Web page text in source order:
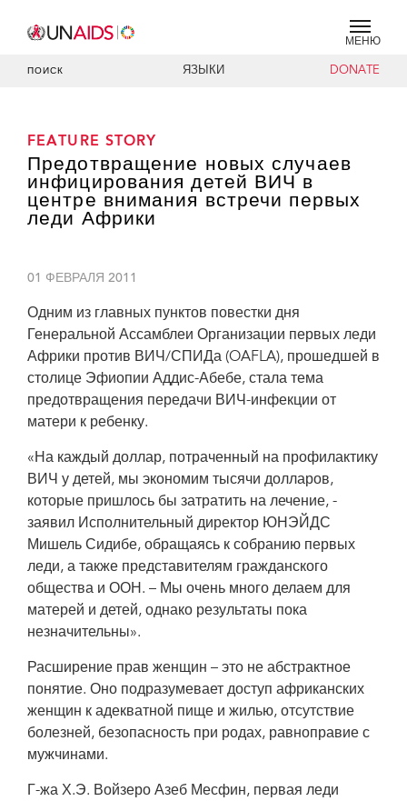
МЕНЮ
ПОИСК ЯЗЫКИ DONATE
FEATURE STORY
Предотвращение новых случаев
инфицирования детей ВИЧ в
центре внимания встречи первых
леди Африки
01 ФЕВРАЛЯ 2011
Одним из главных пунктов повестки дня
Генеральной Ассамблеи Организации первых леди
Африки против ВИЧ/СПИДа (OAFLA), прошедшей в
столице Эфиопии Аддис-Абебе, стала тема
предотвращения передачи ВИЧ-инфекции от
матери к ребенку.
«На каждый доллар, потраченный на профилактику
ВИЧ у детей, мы экономим тысячи долларов,
которые пришлось бы затратить на лечение, -
заявил Исполнительный директор ЮНЭЙДС
Мишель Сидибе, обращаясь к собранию первых
леди, а также представителям гражданского
общества и ООН. – Мы очень много делаем для
матерей и детей, однако результаты пока
незначительны».
Расширение прав женщин – это не абстрактное
понятие. Оно подразумевает доступ африканских
женщин к адекватной пище и жилью, отсутствие
болезней, безопасность при родах, равноправие с
мужчинами.
Г-жа Х.Э. Войзеро Азеб Месфин, первая леди